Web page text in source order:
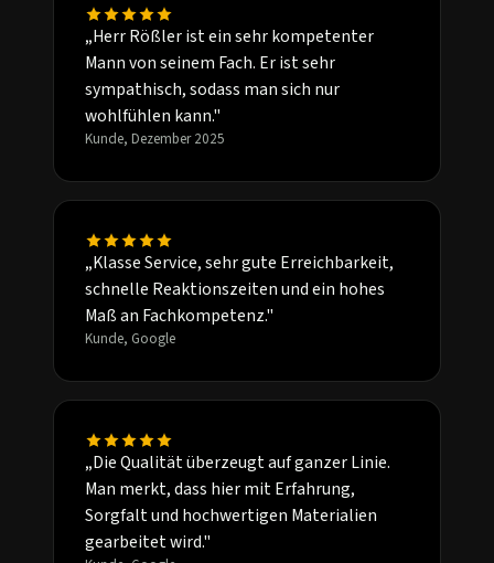
„Herr Rößler ist ein sehr kompetenter
Mann von seinem Fach. Er ist sehr
sympathisch, sodass man sich nur
wohlfühlen kann."
Kunde, Dezember 2025
„Klasse Service, sehr gute Erreichbarkeit,
schnelle Reaktionszeiten und ein hohes
Maß an Fachkompetenz."
Kunde, Google
„Die Qualität überzeugt auf ganzer Linie.
Man merkt, dass hier mit Erfahrung,
Sorgfalt und hochwertigen Materialien
gearbeitet wird."